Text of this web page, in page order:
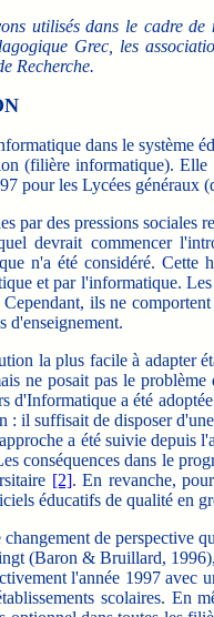
utilisés dans le cadre
Grec, les
Recherche.
dans le système
(filière informatique). Elle
pour les Lycées généraux
par des pressions sociales
devrait commencer
n'a été considéré. Cette
et par l'informatique.
ils ne
d'enseignement.
la plus facile à adapter
ne posait pas le
d'Informatique a été
: il suffisait de disposer
a été suivie depuis
conséquences dans le
[2]. En revanche,
éducatifs de qualité en
de perspective
(Baron & Bruillard,
l'année 1997 avec
scolaires. En